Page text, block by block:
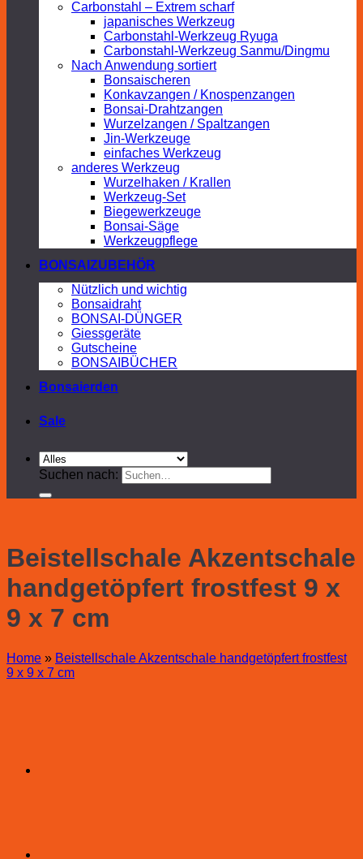
Carbonstahl – Extrem scharf
japanisches Werkzeug
Carbonstahl-Werkzeug Ryuga
Carbonstahl-Werkzeug Sanmu/Dingmu
Nach Anwendung sortiert
Bonsaischeren
Konkavzangen / Knospenzangen
Bonsai-Drahtzangen
Wurzelzangen / Spaltzangen
Jin-Werkzeuge
einfaches Werkzeug
anderes Werkzeug
Wurzelhaken / Krallen
Werkzeug-Set
Biegewerkzeuge
Bonsai-Säge
Werkzeugpflege
BONSAIZUBEHÖR
Nützlich und wichtig
Bonsaidraht
BONSAI-DÜNGER
Giessgeräte
Gutscheine
BONSAIBÜCHER
Bonsaierden
Sale
Suchen nach:
Beistellschale Akzentschale
handgetöpfert frostfest 9 x
9 x 7 cm
Home » Beistellschale Akzentschale handgetöpfert frostfest
9 x 9 x 7 cm